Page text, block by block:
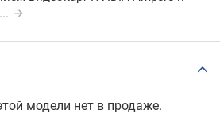
...
модели нет в продаже.